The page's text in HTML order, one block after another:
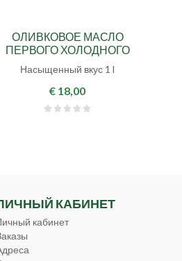
ОЛИВКОВОЕ МАСЛО
ПЕРВОГО ХОЛОДНОГО
ОТЖИМА SELEZIONE
Насыщенный вкус 1 l
€ 18,00
КАБИНЕТ
кабинет